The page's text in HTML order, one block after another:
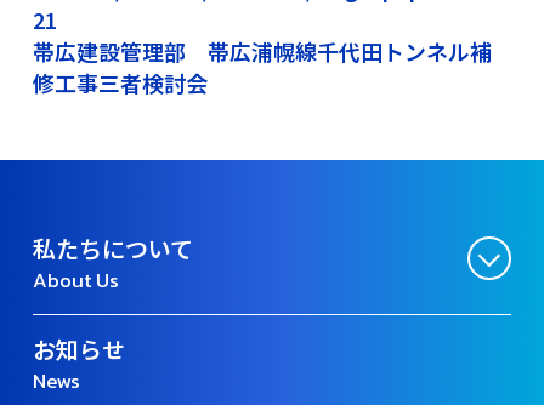
21
帯広建設管理部 帯広浦幌線千代田トンネル補
修工事三者検討会
私たちについて
About Us
お知らせ
News